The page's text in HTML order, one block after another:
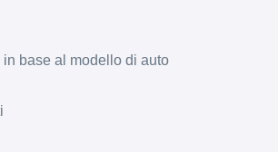
base al modello di auto